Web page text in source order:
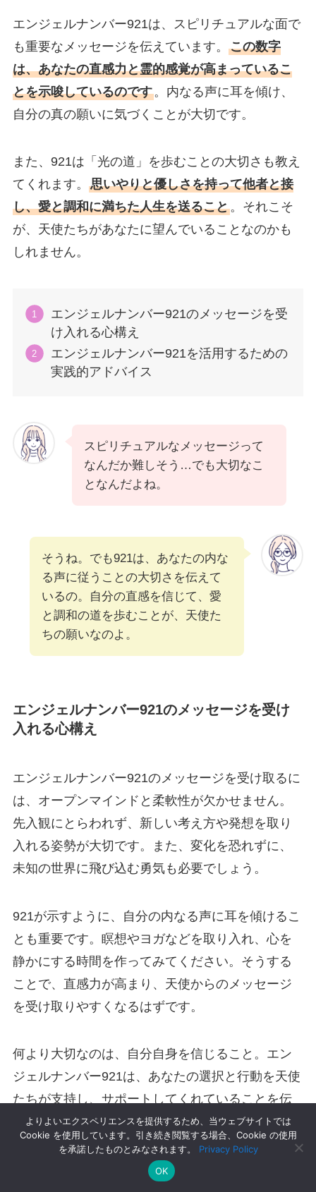
エンジェルナンバー921は、スピリチュアルな面で
も重要なメッセージを伝えています。 この数字
は、あなたの直感力と霊的感覚が高まっているこ
とを示唆しているのです。内なる声に耳を傾け、
自分の真の願いに気づくことが大切です。
また、921は「光の道」を歩むことの大切さも教え
てくれます。 思いやりと優しさを持って他者と接
し、愛と調和に満ちた人生を送ること。それこそ
が、天使たちがあなたに望んでいることなのかも
しれません。
エンジェルナンバー921のメッセージを受
け入れる心構え
エンジェルナンバー921を活用するための
実践的アドバイス
スピリチュアルなメッセージって
なんだか難しそう…でも大切なこ
となんだよね。
そうね。でも921は、あなたの内な
る声に従うことの大切さを伝えて
いるの。自分の直感を信じて、愛
と調和の道を歩むことが、天使た
ちの願いなのよ。
エンジェルナンバー921のメッセージを受け
入れる心構え
エンジェルナンバー921のメッセージを受け取るに
は、オープンマインドと柔軟性が欠かせません。
先入観にとらわれず、新しい考え方や発想を取り
入れる姿勢が大切です。また、変化を恐れずに、
未知の世界に飛び込む勇気も必要でしょう。
921が示すように、自分の内なる声に耳を傾けるこ
とも重要です。瞑想やヨガなどを取り入れ、心を
静かにする時間を作ってみてください。そうする
ことで、直感力が高まり、天使からのメッセージ
を受け取りやすくなるはずです。
何より大切なのは、自分自身を信じること。エン
ジェルナンバー921は、あなたの選択と行動を天使
たちが支持し、サポートしてくれていることを伝
えています。自信を持って、自分の人生を歩んで
いきましょう。
よりよいエクスペリエンスを提供するため、当ウェブサイトでは
Cookie を使用しています。引き続き閲覧する場合、Cookie の使用
を承諾したものとみなされます。 Privacy Policy
OK